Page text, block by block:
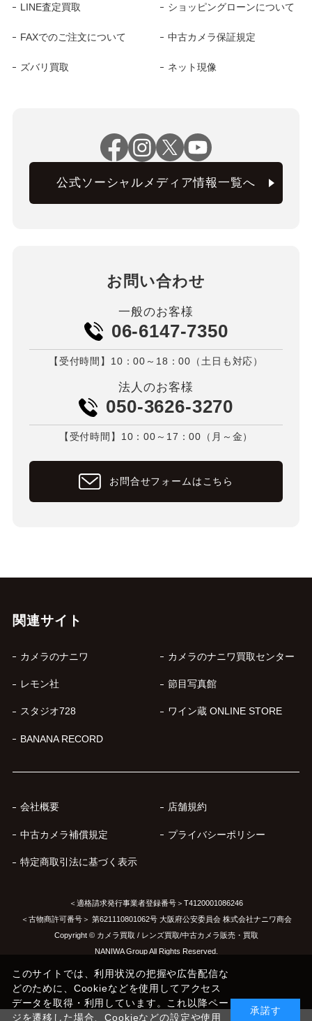
LINE査定買取 ショッピングローンについて
FAXでのご注文について 中古カメラ保証規定
ズバリ買取 ネット現像
公式ソーシャルメディア情報一覧へ
お問い合わせ
一般のお客様
06-6147-7350
【受付時間】10：00～18：00（土日も対応）
法人のお客様
050-3626-3270
【受付時間】10：00～17：00（月～金）
お問合せフォームはこちら
関連サイト
カメラのナニワ カメラのナニワ買取センター
レモン社 節目写真館
スタジオ728 ワイン蔵 ONLINE STORE
BANANA RECORD
会社概要 店舗規約
中古カメラ補償規定 プライバシーポリシー
特定商取引法に基づく表示
＜適格請求発行事業者登録番号＞T4120001086246
＜古物商許可番号＞ 第621110801062号 大阪府公安委員会 株式会社ナニワ商会
Copyright © カメラ買取 / レンズ買取/中古カメラ販売・買取
NANIWA Group All Rights Reserved.
このサイトでは、利用状況の把握や広告配信な
どのために、Cookieなどを使用してアクセス
データを取得・利用しています。これ以降ペー
ジを遷移した場合、Cookieなどの設定や使用
承諾す